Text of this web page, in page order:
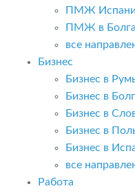
ПМЖ
ПМЖ в
все
Бизнес
Бизнес в
Бизнес в
Бизнес в
Бизнес в
Бизнес в
все
Работа